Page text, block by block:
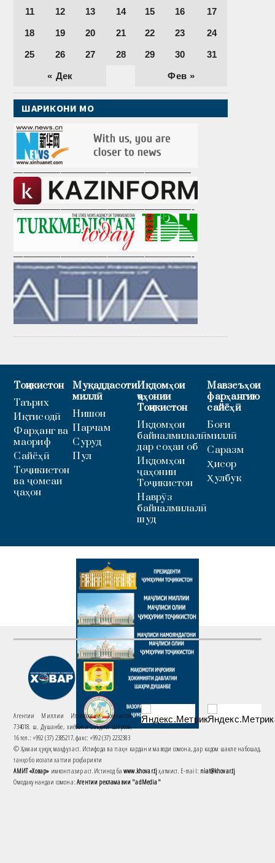
« Дек Фев »
11 12 13 14 15 16 17
18 19 20 21 22 23 24
25 26 27 28 29 30 31
ШАРИКОНИ МО
———————————————————
———————————————————-
———————————————————-
Тоҷикистон
Таърих
Иқтисодӣ
Фарҳанг ва
маориф
Сайёҳӣ
Тоҷикистон
ва ҷомеаи
ҷаҳон
Муқаддасоти
миллӣ
Нишон
Парчам
Суруд
Пул
Иқдомҳои
ҷаҳонии
Тоҷикистон
Иқдомҳои
байналмилалӣ
дар соҳаи об
Иқдомҳои
ҷаҳонии
Тоҷикистон
Наврӯз
байналмилалӣ
шуд
Мавзеъҳои
фарҳангию
сайёҳӣ
Боғи
миллӣ
Саразм
Ҳисор
Ҳулбук
Агентии Миллии Иттилоотии Тоҷикистон
734018. ш. Душанбе, хиёбони Саъдии Шерозӣ,
16 тел.: +992 (37) 2385217, факс: +992 (37) 2232383
© Ҳамаи ҳуқуқ маҳфуз аст. Истифода ва паҳн кардани маводи сомона, дар кадом шакле набошад,
танҳо бо иҷозати хаттии роҳбарияти
АМИТ «Ховар» имконпазир аст. Истинод баwww.khovar.tjҳатмист. E-mail: niat@khovar.tj
Омодакунандаи сомона:Агентии рекламавии "adMedia"